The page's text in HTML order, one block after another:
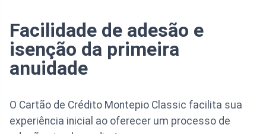
Facilidade de adesão e
isenção da primeira
anuidade
O Cartão de Crédito Montepio Classic facilita sua
experiência inicial ao oferecer um processo de